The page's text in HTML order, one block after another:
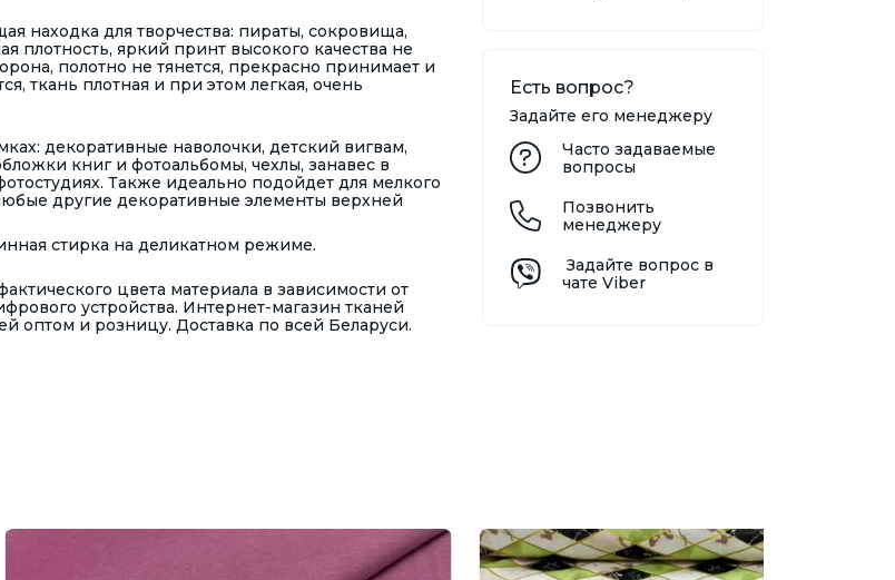
находка для творчества: пираты, сокровища,
плотность, яркий принт высокого качества не
полотно не тянется, прекрасно принимает и
ткань плотная и при этом легкая, очень
декоративные наволочки, детский вигвам,
книг и фотоальбомы, чехлы, занавес в
Также идеально подойдет для мелкого
другие декоративные элементы верхней
стирка на деликатном режиме.
цвета материала в зависимости от
устройства. Интернет-магазин тканей
оптом и розницу. Доставка по всей Беларуси.
Есть вопрос?
Задайте его менеджеру
Часто задаваемые
вопросы
Позвонить
менеджеру
Задайте вопрос в
чате Viber